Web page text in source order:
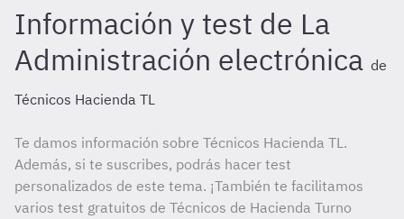
Información y test de La
Administración electrónica de
Técnicos Hacienda TL
Te damos información sobre Técnicos Hacienda TL.
Además, si te suscribes, podrás hacer test
personalizados de este tema. ¡También te facilitamos
varios test gratuitos de Técnicos de Hacienda Turno